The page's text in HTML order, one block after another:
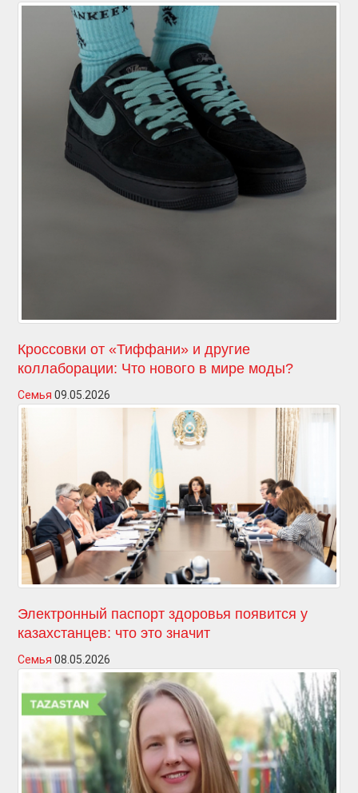
Кроссовки от «Тиффани» и другие
коллаборации: Что нового в мире моды?
Семья 09.05.2026
Электронный паспорт здоровья появится у
казахстанцев: что это значит
Семья 08.05.2026